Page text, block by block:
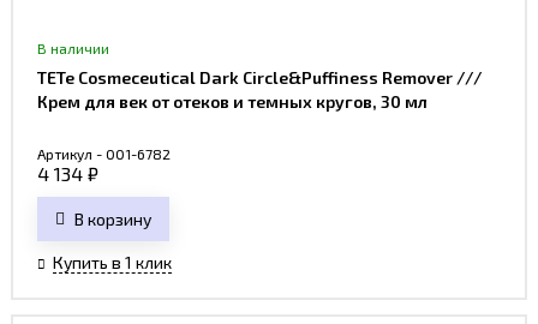
В наличии
TETe Cosmeceutical Dark Circle&Puffiness Remover ///
Крем для век от отеков и темных кругов, 30 мл
Артикул - 001-6782
4 134 ₽
В корзину
Купить в 1 клик